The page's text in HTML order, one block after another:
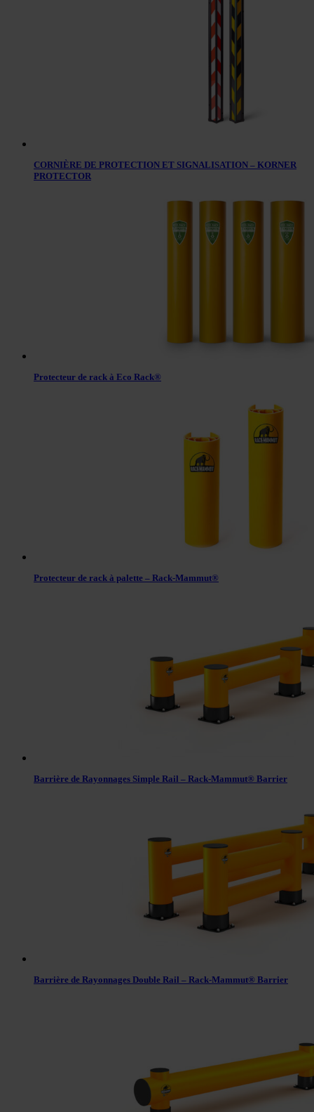
CORNIÈRE DE PROTECTION ET SIGNALISATION – KORNER
PROTECTOR
Protecteur de rack à Eco Rack®
Protecteur de rack à palette – Rack-Mammut®
Barrière de Rayonnages Simple Rail – Rack-Mammut® Barrier
Barrière de Rayonnages Double Rail – Rack-Mammut® Barrier